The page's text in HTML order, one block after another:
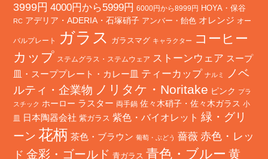
3999円 4000円から5999円 6000円から8999円 HOYA・保谷
RC アデリア・ADERIA・石塚硝子 アンバー・飴色 オレンジ オー
バルプレート ガラス ガラスマグ キャラクター
コーヒー
カップ ステムグラス・ステムウェア ストーンウェア スープ
皿・スーププレート・カレー皿 ティーカップ ナルミ
ノベ
ルティ・企業物 ノリタケ・Noritake ピンク プラ
スチック ホーロー ラスター 両手鍋 佐々木硝子・佐々木ガラス 小
皿
日本陶器会社 紫ガラス 紫色・バイオレット 緑・グリ
ーン 花柄 茶色・ブラウン 葡萄・ぶどう 薔薇 赤色・レッ
ド 金彩・ゴールド 青ガラス 青色・ブルー 黄